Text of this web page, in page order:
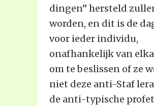
dingen” hersteld
worden, en dit is de
voor ieder individu,
onafhankelijk van
om te beslissen of ze
niet deze anti-Staf
de anti-typische